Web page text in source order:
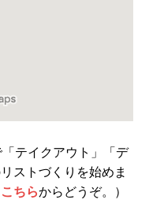
テイクアウト」「デ
ストづくりを始めま
こちらからどうぞ。）